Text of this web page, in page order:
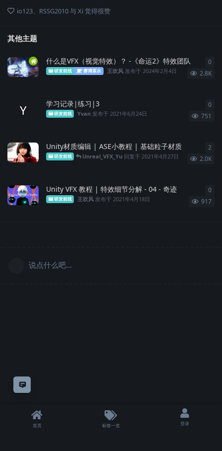
意见反馈
io123、 RSSG2010与Xi觉得很赞
其他主题
什么是VFX（视觉特效）？ -《命运2》特效团队
研发前线 赛博茶水 王吹风发布于 2024年2月4日 2.8K
0
Y 学习记录|练习|3
研发前线 Yvan 发布于2021年6月24日 751
0
Unity材质编辑 | ASE小教程 | 基础粒子材质
研发前线 Unreal_VFX_Yu 回复于2021年4月27日 2.0K
2
Unity VFX 教程 | 特效细节分解 - 04 - 奇迹
研发前线 王吹风 发布于2021年4月18日 917
0
说点什么吧...
首页 标签一览 登录